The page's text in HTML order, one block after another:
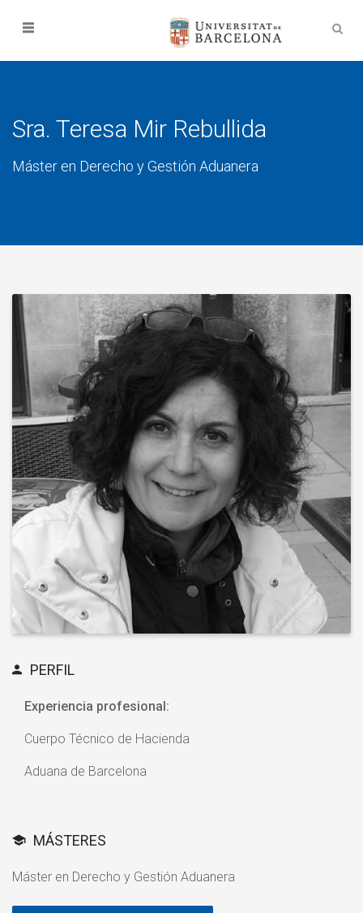
Sra. Teresa Mir Rebullida
Máster en Derecho y Gestión Aduanera
PERFIL
Experiencia profesional:
Cuerpo Técnico de Hacienda
Aduana de Barcelona
MÁSTERES
Máster en Derecho y Gestión Aduanera